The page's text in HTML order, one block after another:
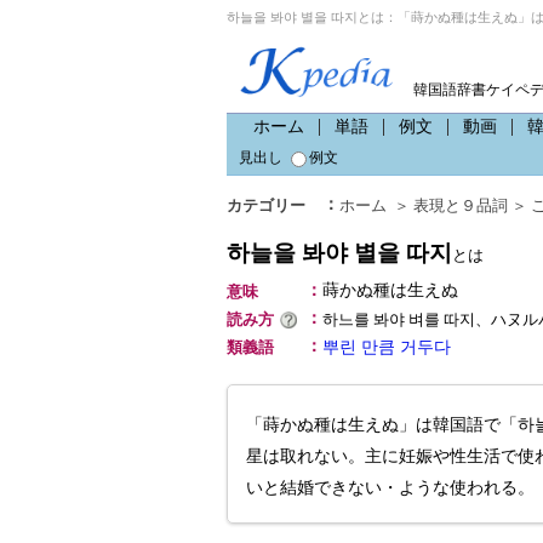
하늘을 봐야 별을 따지とは：「蒔かぬ種は生えぬ」
韓国語辞書ケイペ
ホーム 単語 例文 動画
見出し 例文
カテゴリー ： ホーム ＞ 表現と９品詞 ＞
하늘을 봐야 별을 따지 とは
意味
： 蒔かぬ種は生えぬ
読み方
： 하느를 봐야 벼를 따지、ハヌ
類義語
： 뿌린 만큼 거두다
「蒔かぬ種は生えぬ」は韓国語で「
星は取れない。主に妊娠や性生活で
いと結婚できない・ような使われる。